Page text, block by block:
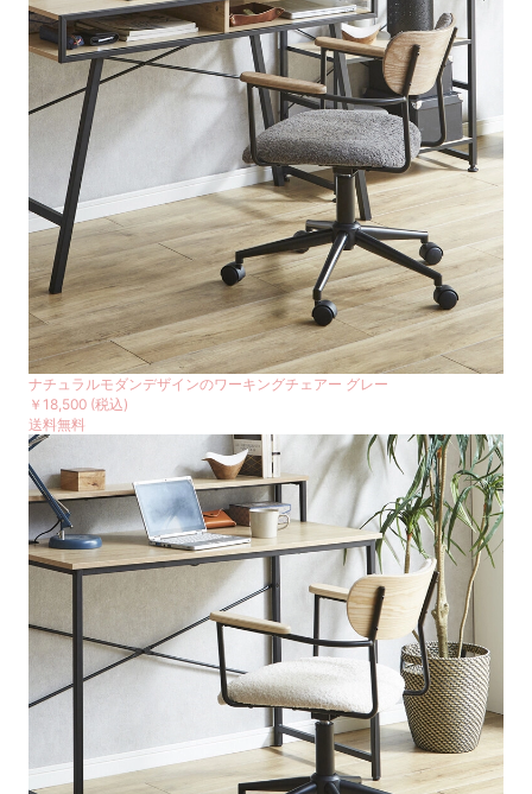
ナチュラルモダンデザインのワーキングチェアー グレー
￥18,500 (税込)
送料無料